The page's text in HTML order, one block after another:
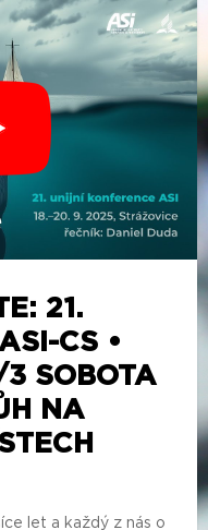
21.
CS •
SOBOTA
NA
let a každý z nás o